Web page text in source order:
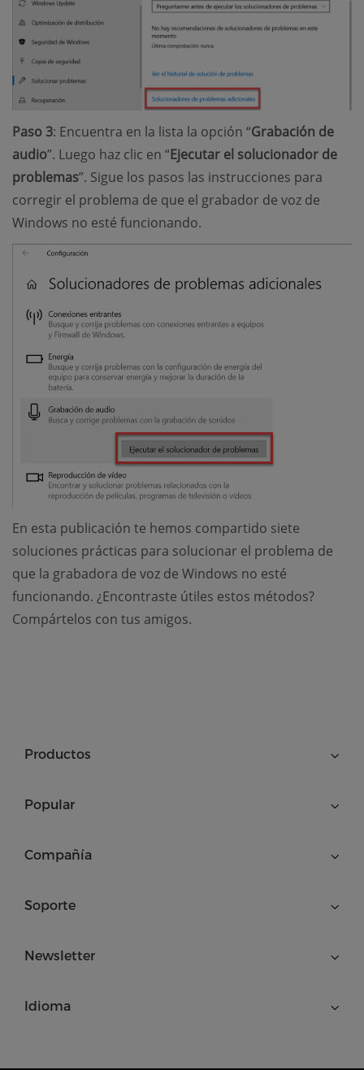
Paso 3: Encuentra en la lista la opción “Grabación de
audio”. Luego haz clic en “Ejecutar el solucionador de
problemas”. Sigue los pasos las instrucciones para
corregir el problema de que el grabador de voz de
Windows no esté funcionando.
En esta publicación te hemos compartido siete
soluciones prácticas para solucionar el problema de
que la grabadora de voz de Windows no esté
funcionando. ¿Encontraste útiles estos métodos?
Compártelos con tus amigos.
Productos
Popular
Compañía
Soporte
Newsletter
Idioma